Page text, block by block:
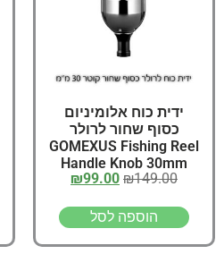
ידית כוח אלומיניום
כסוף שחור לרולר
GOMEXUS Fishing Reel
Handle Knob 30mm
₪149.00
₪99.00
הוספה לסל